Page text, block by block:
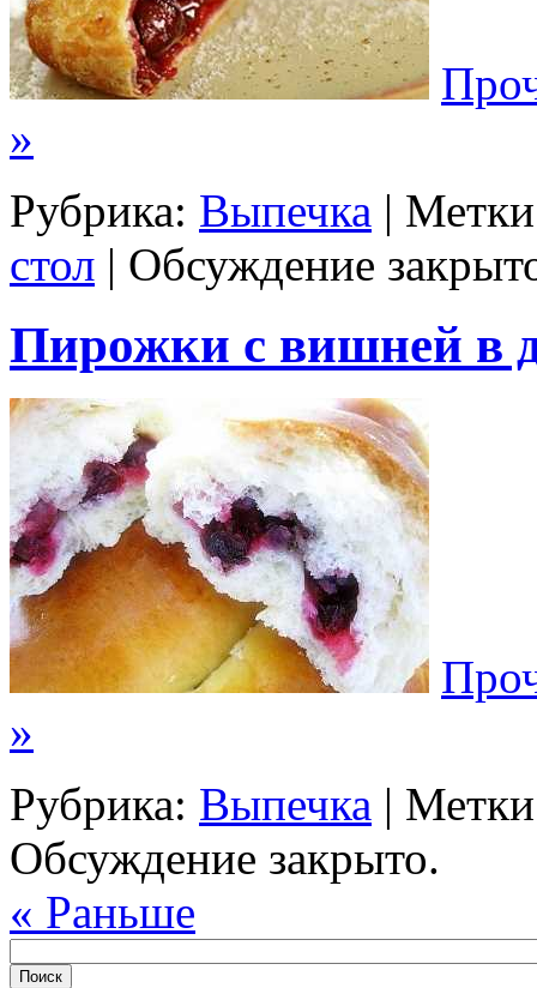
»
Рубрика: Выпечка |
стол | Обсуждение
Пирожки с вишней в
»
Рубрика: Выпечка |
Обсуждение закрыто.
« Раньше